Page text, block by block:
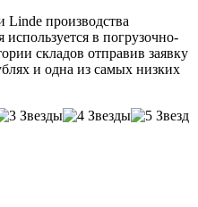
производства
в погрузочно-
складов отправив заявку
и одна из самых низких